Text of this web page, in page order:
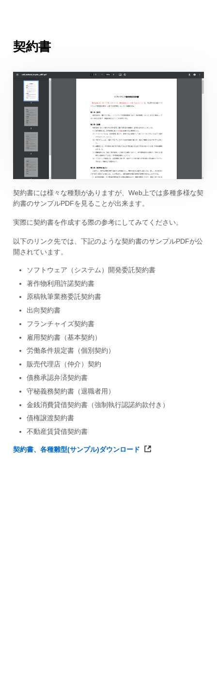
契約書
契約書には様々な種類がありますが、Web上では多種多様な契
約書のサンプルPDFを見ることが出来ます。
実際に契約書を作成する際の参考にしてみてください。
以下のリンク先では、下記のような契約書のサンプルPDFが公
開されています。
ソフトウェア（システム）開発委託契約書
著作物利用許諾契約書
原稿執筆業務委託契約書
出向契約書
フランチャイズ契約書
雇用契約書（基本契約）
労働条件規定書（個別契約）
販売代理店（仲介）契約
債務承認弁済契約書
守秘義務契約書（退職者用）
金銭消費貸借契約書（強制執行認諾約款付き）
債権譲渡契約書
不動産賃貸借契約書
契約書、各種雛型(サンプル)ダウンロード